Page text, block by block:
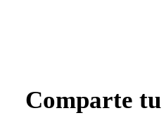
Comparte